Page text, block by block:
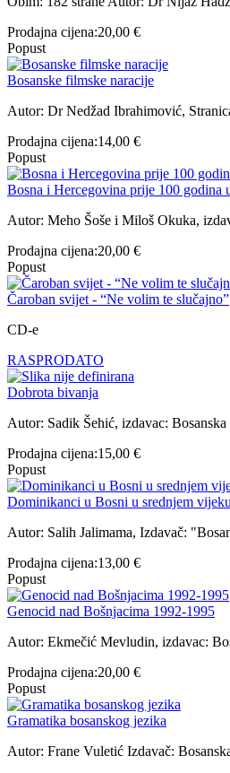
Prodajna cijena:20,00 €
Popust
Bosanske filmske naracije
Autor: Dr Nedžad Ibrahimović,
Prodajna cijena:14,00 €
Popust
Bosna i Hercegovina prije 100 godina
Autor: Meho Šoše i Miloš Okuka,
Prodajna cijena:20,00 €
Popust
Čaroban svijet - “Ne volim te slučajno”
CD-e
RASPRODATO
Dobrota bivanja
Autor: Sadik Šehić, izdavac:
Prodajna cijena:15,00 €
Popust
Dominikanci u Bosni u srednjem
Autor: Salih Jalimama, Izdavač:
Prodajna cijena:13,00 €
Popust
Genocid nad Bošnjacima 1992-1995
Autor: Ekmečić Mevludin, izdavac:
Prodajna cijena:20,00 €
Popust
Gramatika bosanskog jezika
Autor: Frane Vuletić Izdavač: